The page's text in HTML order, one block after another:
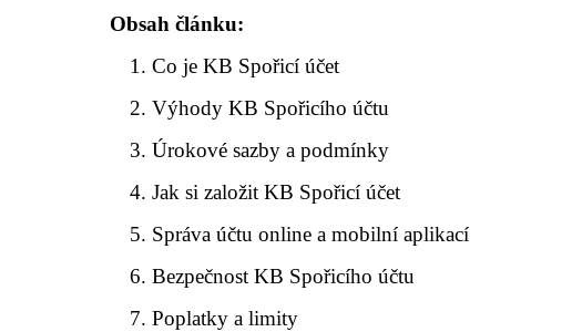
Obsah článku:
Co je KB Spořicí účet
Výhody KB Spořicího účtu
Úrokové sazby a podmínky
Jak si založit KB Spořicí účet
Správa účtu online a mobilní aplikací
Bezpečnost KB Spořicího účtu
Poplatky a limity